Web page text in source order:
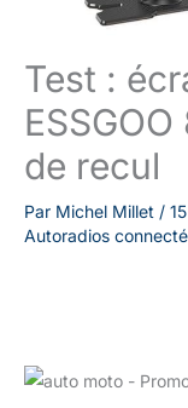
Test :
de recul
Par Michel Millet /
Autoradios